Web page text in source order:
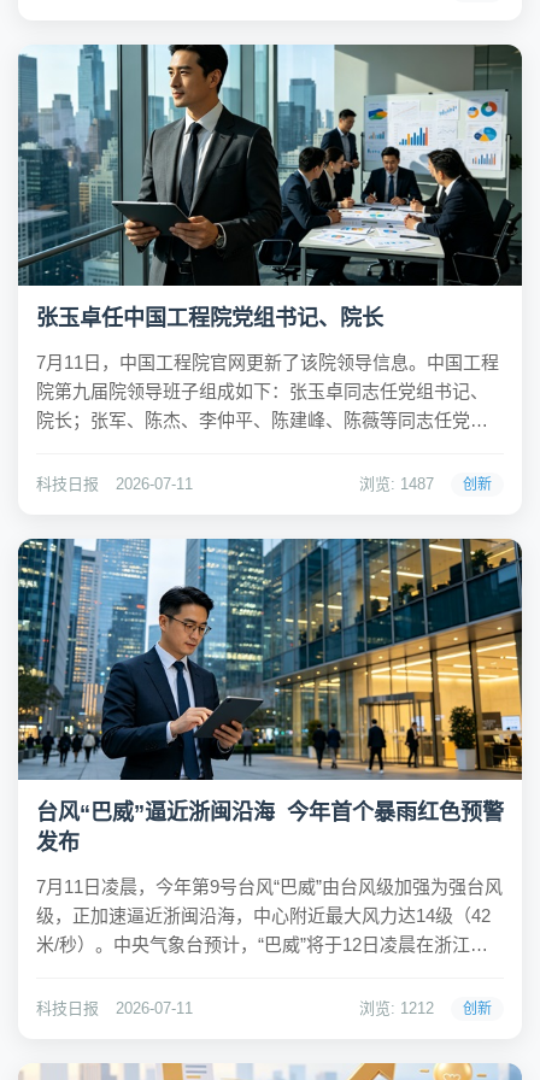
张玉卓任中国工程院党组书记、院长
7月11日，中国工程院官网更新了该院领导信息。中国工程
院第九届院领导班子组成如下：张玉卓同志任党组书记、
院长；张军、陈杰、李仲平、陈建峰、陈薇等同志任党组
净煤技术专家。第十九届中央候补委员，二十届中央委
科技日报 2026-07-11 浏览: 1487 创新
台风“巴威”逼近浙闽沿海 今年首个暴雨红色预警
发布
7月11日凌晨，今年第9号台风“巴威”由台风级加强为强台风
级，正加速逼近浙闽沿海，中心附近最大风力达14级（42
米/秒）。中央气象台预计，“巴威”将于12日凌晨在浙江台
风级（13至14级，38至45米/秒）。中央气象台7月11日10
科技日报 2026-07-11 浏览: 1212 创新